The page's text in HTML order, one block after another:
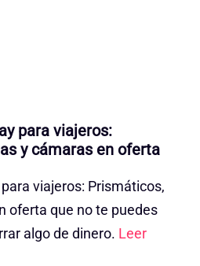
para viajeros:
y cámaras en oferta
viajeros: Prismáticos,
oferta que no te puedes
algo de dinero. Leer